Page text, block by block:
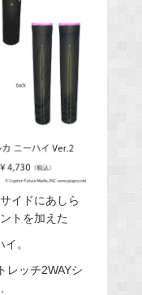
イドにあしら
トを加えた
。
レッチ2WAYシ